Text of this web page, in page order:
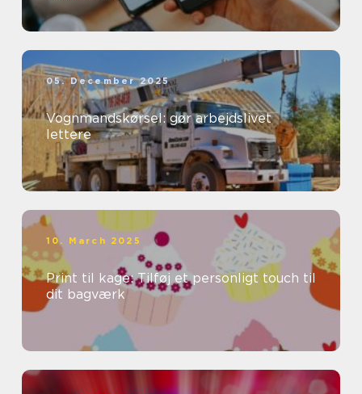
05. December 2025
Vognmandskørsel: gør arbejdslivet
lettere
10. March 2025
Print til kage: Tilføj et personligt touch til
dit bagværk